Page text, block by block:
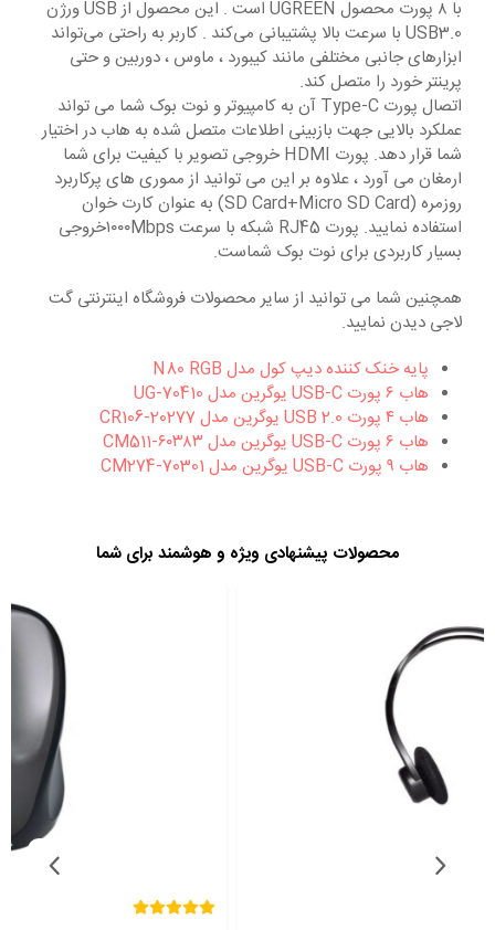
بوک شماست.
با ۸ پورت محصول UGREEN است . این محصول از USB ورژن
USB3.0 با سرعت بالا پشتیبانی می‌کند . کاربر به راحتی می‌تواند
ابزارهای جانبی مختلفی مانند کیبورد ، ماوس ، دوربین و حتی
پرینتر خورد را متصل کند.
اتصال پورت Type-C آن به کامپیوتر و نوت بوک شما می تواند
عملکرد بالایی جهت بازبینی اطلاعات متصل شده به هاب در اختیار
شما قرار دهد. پورت HDMI خروجی تصویر با کیفیت برای شما
ارمغان می آورد ، علاوه بر این می توانید از مموری های پرکاربرد
روزمره (SD Card+Micro SD Card) به عنوان کارت خوان
استفاده نمایید. پورت RJ45 شبکه با سرعت ۱۰۰۰Mbpsخروجی
بسیار کاربردی برای نوت بوک شماست.
همچنین شما می توانید از سایر محصولات فروشگاه اینترنتی گت
لاجی دیدن نمایید.
پایه خنک کننده دیپ کول مدل N80 RGB
هاب ۶ پورت USB-C یوگرین مدل UG-70410
هاب ۴ پورت USB 2.0 یوگرین مدل CR106-20277
هاب ۶ پورت USB-C یوگرین مدل ۶۰۳۸۳-CM511
هاب ۹ پورت USB-C یوگرین مدل CM274-70301
محصولات پیشنهادی ویژه و هوشمند برای شما